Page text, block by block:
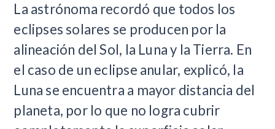
La astrónoma recordó que todos los
eclipses solares se producen por la
alineación del Sol, la Luna y la Tierra. En
el caso de un eclipse anular, explicó, la
Luna se encuentra a mayor distancia del
planeta, por lo que no logra cubrir